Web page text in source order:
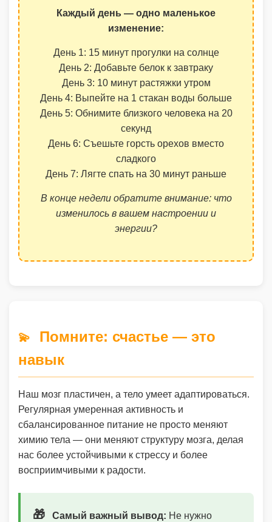
Каждый день — одно маленькое
изменение:
День 1: 15 минут прогулки на солнце
День 2: Добавьте белок к завтраку
День 3: 10 минут растяжки утром
День 4: Выпейте на 1 стакан воды больше
День 5: Обнимите близкого человека на 20
секунд
День 6: Съешьте горсть орехов вместо
сладкого
День 7: Лягте спать на 30 минут раньше
В конце недели обратите внимание: что
изменилось в вашем настроении и
энергии?
💫
Помните: счастье — это
навык
Наш мозг пластичен, а тело умеет адаптироваться.
Регулярная умеренная активность и
сбалансированное питание не просто меняют
химию тела — они меняют структуру мозга, делая
нас более устойчивыми к стрессу и более
восприимчивыми к радости.
🎁 Самый важный вывод: Не нужно